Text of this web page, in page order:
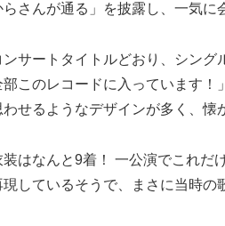
らさんが通る」を披露し、一気に
サートタイトルどおり、シング
このレコードに入っています
せるようなデザインが多く、懐
装はなんと9着！ 一公演でこれだ
現しているそうで、まさに当時の